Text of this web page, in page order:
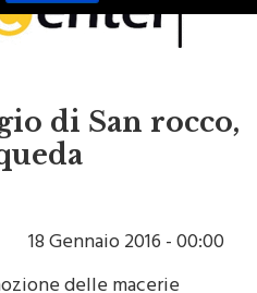
di San rocco,
18 Gennaio 2016 - 00:00